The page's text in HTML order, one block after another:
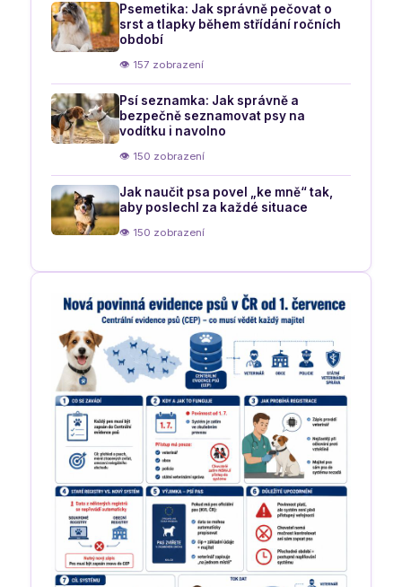
Psemetika: Jak správně pečovat o
srst a tlapky během střídání ročních
období
👁 157 zobrazení
Psí seznamka: Jak správně a
bezpečně seznamovat psy na
vodítku i navolno
👁 150 zobrazení
Jak naučit psa povel „ke mně“ tak,
aby poslechl za každé situace
👁 150 zobrazení